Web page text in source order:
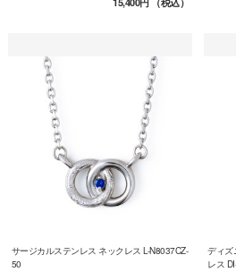
サージカルステンレス ネックレス L-N8037CZ-
50
ディズ
レス